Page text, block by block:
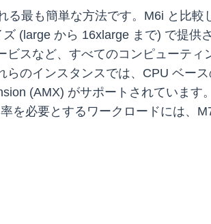
最も簡単な方法です。M6i と比較
(large から 16xlarge まで) で提供
スなど、すべてのコンピューティ
のインスタンスでは、CPU ベー
(AMX) がサポートされています
を必要とするワークロードには、